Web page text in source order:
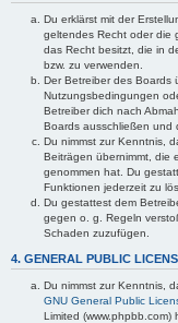
Du erklärst mit der
geltendes Recht oder die
das Recht besitzt, die in
bzw. zu verwenden.
Der Betreiber des Boards
Nutzungsbedingungen
Betreiber dich nach
Boards ausschließen und
Du nimmst zur Kenntnis,
Beiträgen übernimmt, die
genommen hat. Du
Funktionen jederzeit zu
Du gestattest dem
gegen o. g. Regeln
Schaden zuzufügen.
4. GENERAL PUBLIC
Du nimmst zur Kenntnis,
GNU General Public
Limited